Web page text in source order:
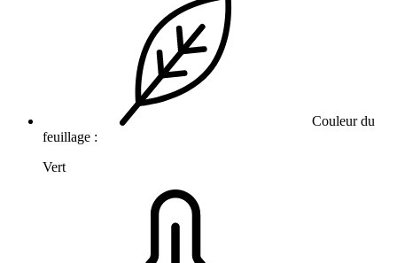
Couleur du
feuillage :
Vert